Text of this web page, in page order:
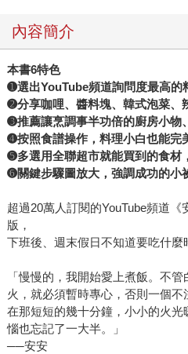
內容簡介
本書6特色
➊選出YouTube頻道詢問度最高的
➋分享咖哩、醬料塊、韓式泡菜、
➌推薦讓烹調事半功倍的廚房小物
➍按照食譜操作，料理小白也能完
➎多選用全聯超市就能買到的食材
➏關鍵步驟圖放大，強調成功的小
超過20萬人訂閱的YouTube頻道
版，
下班後、週末假日不知道要吃什麼
「慢慢的，我開始愛上煮飯。不
火，就必須暫時專心，否則一個不
在那短短的幾十分鐘，小小的火
惱也忘記了一大半。」
──安安